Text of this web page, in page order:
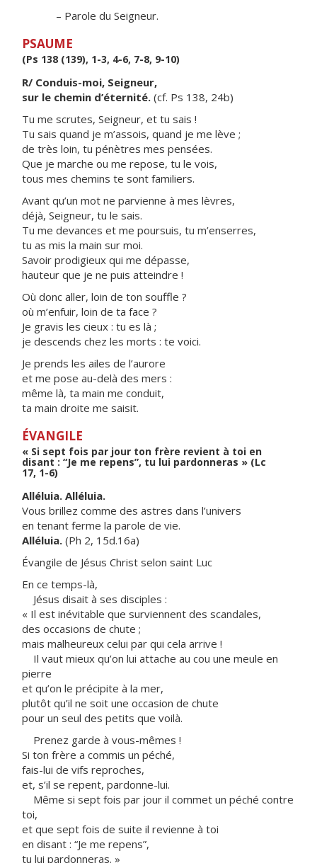
– Parole du Seigneur.
PSAUME
(Ps 138 (139), 1-3, 4-6, 7-8, 9-10)
R/ Conduis-moi, Seigneur,
sur le chemin d’éternité. (cf. Ps 138, 24b)
Tu me scrutes, Seigneur, et tu sais !
Tu sais quand je m’assois, quand je me lève ;
de très loin, tu pénètres mes pensées.
Que je marche ou me repose, tu le vois,
tous mes chemins te sont familiers.
Avant qu’un mot ne parvienne à mes lèvres,
déjà, Seigneur, tu le sais.
Tu me devances et me poursuis, tu m’enserres,
tu as mis la main sur moi.
Savoir prodigieux qui me dépasse,
hauteur que je ne puis atteindre !
Où donc aller, loin de ton souffle ?
où m’enfuir, loin de ta face ?
Je gravis les cieux : tu es là ;
je descends chez les morts : te voici.
Je prends les ailes de l’aurore
et me pose au-delà des mers :
même là, ta main me conduit,
ta main droite me saisit.
ÉVANGILE
« Si sept fois par jour ton frère revient à toi en
disant : “Je me repens”, tu lui pardonneras » (Lc
17, 1-6)
Alléluia. Alléluia.
Vous brillez comme des astres dans l’univers
en tenant ferme la parole de vie.
Alléluia. (Ph 2, 15d.16a)
Évangile de Jésus Christ selon saint Luc
En ce temps-là,
Jésus disait à ses disciples :
« Il est inévitable que surviennent des scandales,
des occasions de chute ;
mais malheureux celui par qui cela arrive !
Il vaut mieux qu’on lui attache au cou une meule en
pierre
et qu’on le précipite à la mer,
plutôt qu’il ne soit une occasion de chute
pour un seul des petits que voilà.
Prenez garde à vous-mêmes !
Si ton frère a commis un péché,
fais-lui de vifs reproches,
et, s’il se repent, pardonne-lui.
Même si sept fois par jour il commet un péché contre
toi,
et que sept fois de suite il revienne à toi
en disant : “Je me repens”,
tu lui pardonneras. »